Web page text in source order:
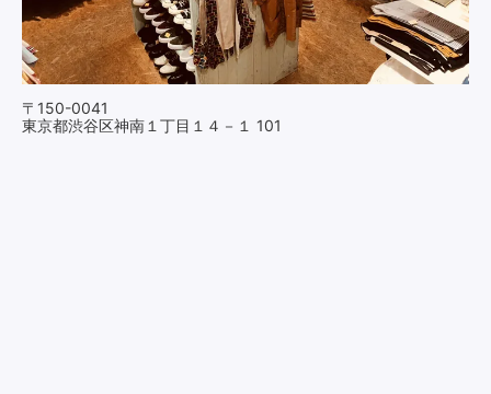
〒150-0041
東京都渋谷区神南１丁目１４－１ 101